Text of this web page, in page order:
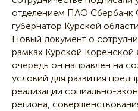
отделением ПАО Сбербанк
губернатор Курской
Новый документ о
рамках Курской Коренской
очередь он направлен на
условий для развития
реализации социально-
региона,